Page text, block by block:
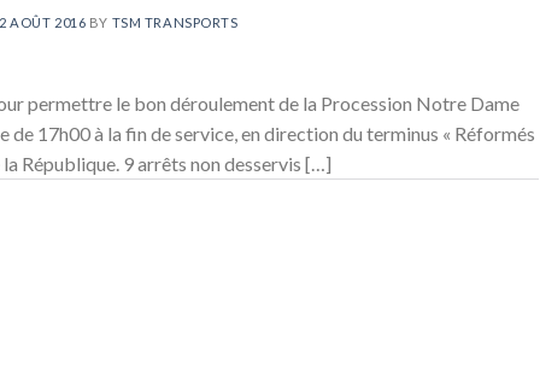
AOÛT 2016 BY TSM TRANSPORTS
permettre le bon déroulement de la Procession Notre Dame
17h00 à la fin de service, en direction du terminus « Réformés
République. 9 arrêts non desservis […]